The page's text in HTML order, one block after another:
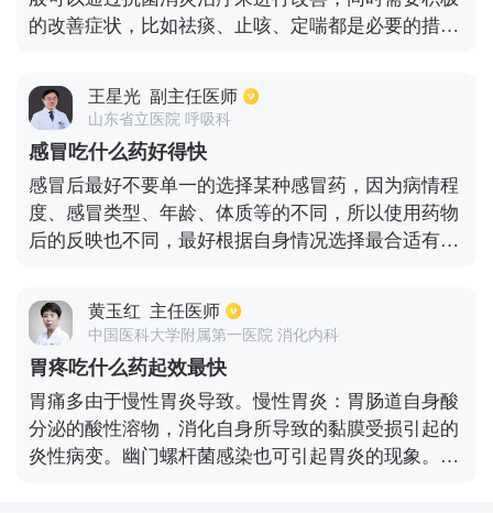
的改善症状，比如祛痰、止咳、定喘都是必要的措
物包括肺宁口服液等等。平时需要多加休息，避免熬
夜，保持好的心态，进行饮食调理，辛辣食物少吃，
生冷硬的食物避免，做的饮食清淡合理。可以使用抗
生素类的药物进行治疗，最好是到医院进行确诊，选
择针对性的药物进行治疗。
王星光 副主任医师
山东省立医院 呼吸科
感冒吃什么药好得快
感冒后最好不要单一的选择某种感冒药，因为病情程
度、感冒类型、年龄、体质等的不同，所以使用药物
后的反映也不同，最好根据自身情况选择最合适有效
是因为感冒有自愈性，所以普通感冒后即使不吃药，
到一定时间也是能自我治愈的。病情较轻时多加强保
暖，多休息即可，注意及时补充身体水份。病情较重
时可选择对症服药治疗，一般早期可以使用抗感冒药
或是抗组胺药进行治疗，能帮助缓解不适症状。在感
冒后最好不要盲目服用药物，以免给身体带来损害。
治疗期间也要远离咖啡、酒这些刺激类食物，因为这
黄玉红 主任医师
中国医科大学附属第一医院 消化内科
胃疼吃什么药起效最快
胃痛多由于慢性胃炎导致。慢性胃炎：胃肠道自身酸
分泌的酸性溶物，消化自身所导致的黏膜受损引起的
炎性病变。幽门螺杆菌感染也可引起胃炎的现象。慢